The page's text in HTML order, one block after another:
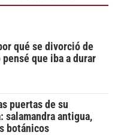
qué se divorció de
pensé que iba a durar
puertas de su
salamandra antigua,
botánicos